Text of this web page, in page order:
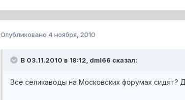
Опубликовано 4 ноября, 2010
В 03.11.2010 в 18:12, dml66 сказал:
Все селикаводы на Московских форумах сидят?